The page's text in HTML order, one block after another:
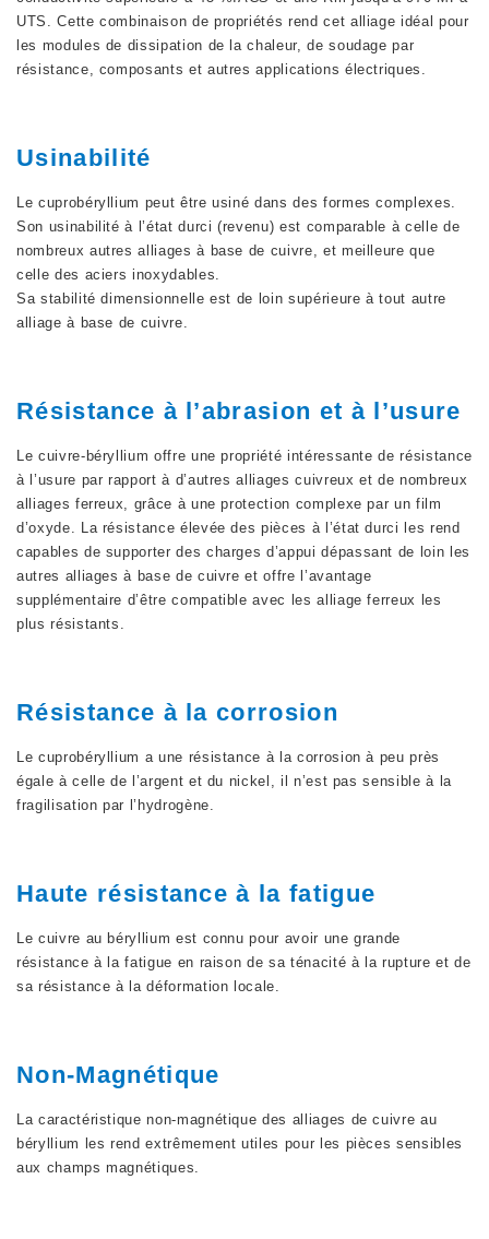
UTS. Cette combinaison de propriétés rend cet alliage idéal pour
les modules de dissipation de la chaleur, de soudage par
résistance, composants et autres applications électriques.
Usinabilité
Le cuprobéryllium peut être usiné dans des formes complexes.
Son usinabilité à l’état durci (revenu) est comparable à celle de
nombreux autres alliages à base de cuivre, et meilleure que
celle des aciers inoxydables.
Sa stabilité dimensionnelle est de loin supérieure à tout autre
alliage à base de cuivre.
Résistance à l’abrasion et à l’usure
Le cuivre-béryllium offre une propriété intéressante de résistance
à l’usure par rapport à d’autres alliages cuivreux et de nombreux
alliages ferreux, grâce à une protection complexe par un film
d’oxyde. La résistance élevée des pièces à l’état durci les rend
capables de supporter des charges d’appui dépassant de loin les
autres alliages à base de cuivre et offre l’avantage
supplémentaire d’être compatible avec les alliage ferreux les
plus résistants.
Résistance à la corrosion
Le cuprobéryllium a une résistance à la corrosion à peu près
égale à celle de l’argent et du nickel, il n’est pas sensible à la
fragilisation par l’hydrogène.
Haute résistance à la fatigue
Le cuivre au béryllium est connu pour avoir une grande
résistance à la fatigue en raison de sa ténacité à la rupture et de
sa résistance à la déformation locale.
Non-Magnétique
La caractéristique non-magnétique des alliages de cuivre au
béryllium les rend extrêmement utiles pour les pièces sensibles
aux champs magnétiques.